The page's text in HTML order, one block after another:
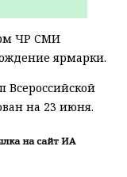
ЧР СМИ
ярмарки.
Всероссийской
на 23 июня.
на сайт ИА